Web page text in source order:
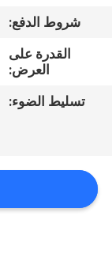
اتصل
اطلب
NEWS
شروط الدفع:
القدرة على
العرض:
تسليط الضوء: